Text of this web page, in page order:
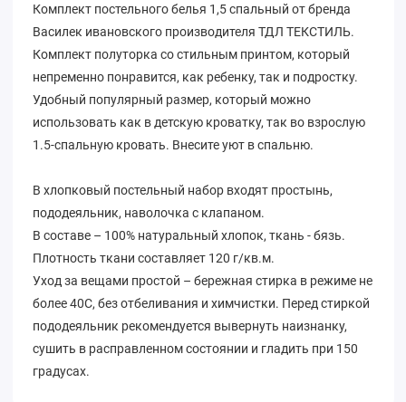
Комплект постельного белья 1,5 спальный от бренда
Василек ивановского производителя ТДЛ ТЕКСТИЛЬ.
Комплект полуторка со стильным принтом, который
непременно понравится, как ребенку, так и подростку.
Удобный популярный размер, который можно
использовать как в детскую кроватку, так во взрослую
1.5-спальную кровать. Внесите уют в спальню.
В хлопковый постельный набор входят простынь,
пододеяльник, наволочка с клапаном.
В составе – 100% натуральный хлопок, ткань - бязь.
Плотность ткани составляет 120 г/кв.м.
Уход за вещами простой – бережная стирка в режиме не
более 40С, без отбеливания и химчистки. Перед стиркой
пододеяльник рекомендуется вывернуть наизнанку,
сушить в расправленном состоянии и гладить при 150
градусах.